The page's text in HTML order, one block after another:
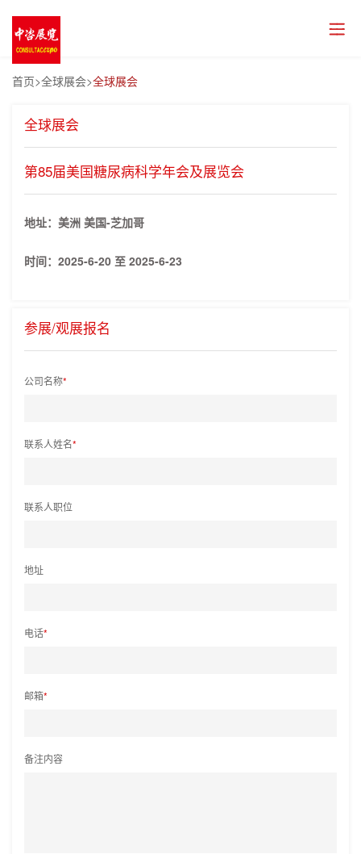
首页>全球展会>全球展会
全球展会
第85届美国糖尿病科学年会及展览会
地址：美洲 美国-芝加哥
时间： 2025-6-20 至 2025-6-23
参展/观展报名
公司名称*
联系人姓名*
联系人职位
地址
电话*
邮箱*
备注内容